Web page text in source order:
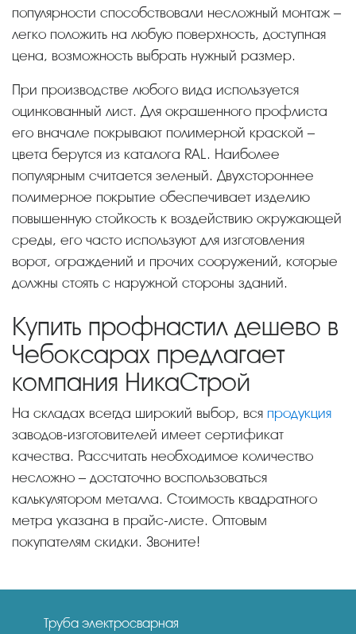
популярности способствовали несложный монтаж –
легко положить на любую поверхность, доступная
цена, возможность выбрать нужный размер.
При производстве любого вида используется
оцинкованный лист. Для окрашенного профлиста
его вначале покрывают полимерной краской –
цвета берутся из каталога RAL. Наиболее
популярным считается зеленый. Двухстороннее
полимерное покрытие обеспечивает изделию
повышенную стойкость к воздействию окружающей
среды, его часто используют для изготовления
ворот, ограждений и прочих сооружений, которые
должны стоять с наружной стороны зданий.
Купить профнастил дешево в
Чебоксарах предлагает
компания НикаСтрой
На складах всегда широкий выбор, вся продукция
заводов-изготовителей имеет сертификат
качества. Рассчитать необходимое количество
несложно – достаточно воспользоваться
калькулятором металла. Стоимость квадратного
метра указана в прайс-листе. Оптовым
покупателям скидки. Звоните!
Труба электросварная